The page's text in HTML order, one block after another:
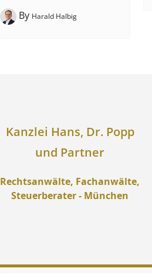
By Harald Halbig
Kanzlei Hans, Dr. Popp
und Partner
Rechtsanwälte, Fachanwälte,
Steuerberater - München